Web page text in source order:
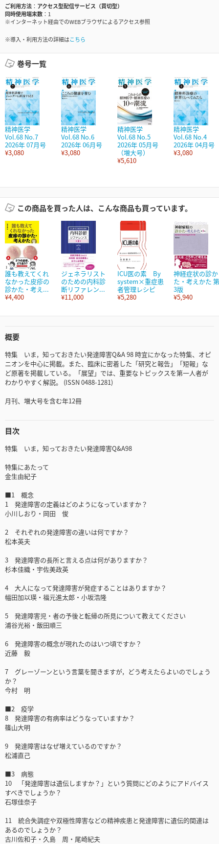
ご利用方法
アクセス型配信サービス（買切型）
同時使用端末数
1
※インターネット経由でのWEBブラウザによるアクセス参照
※導入・利用方法の詳細はこちら
巻号一覧
精神医学
Vol.68 No.7
2026年 07月号
¥3,080
精神医学
Vol.68 No.6
2026年 06月号
¥3,080
精神医学
Vol.68 No.5
2026年 05月号
（増大号）
¥5,610
精神医学
Vol.68 No.4
2026年 04月号
¥3,080
この商品を買った人は、こんな商品も買っています。
誰も教えてくれ
なかった皮疹の
診かた・考え...
¥4,400
ジェネラリスト
のための内科診
断リファレン...
¥11,000
ICU医の素 By
system×重症患
者管理レシピ
¥5,280
神経症状の診か
た・考えかた 第
3版
¥5,940
概要
特集 いま，知っておきたい発達障害Q&A 98 時宜にかなった特集、オピ
ニオンを中心に掲載。また、臨床に密着した「研究と報告」「短報」な
ど原著を掲載している。「展望」では、重要なトピックスを第一人者が
わかりやすく解説。 (ISSN 0488-1281)
月刊、増大号を含む年12冊
目次
特集 いま，知っておきたい発達障害Q&A98
特集にあたって
金生由紀子
■1 概念
1 発達障害の定義はどのようになっていますか？
小川しおり・岡田 俊
2 それぞれの発達障害の違いは何ですか？
松本英夫
3 発達障害の長所と言える点は何がありますか？
杉本佳織・宇佐美政英
4 大人になって発達障害が発症することはありますか？
幅田加以瑛・福元進太郎・小坂浩隆
5 発達障害児・者の予後と転帰の所見について教えてください
浦谷光裕・飯田順三
6 発達障害の概念が現れたのはいつ頃ですか？
近藤 毅
7 グレーゾーンという言葉を聞きますが，どう考えたらよいのでしょう
か？
今村 明
■2 疫学
8 発達障害の有病率はどうなっていますか？
篠山大明
9 発達障害はなぜ増えているのですか？
松浦直己
■3 病態
10 「発達障害は遺伝しますか？」という質問にどのようにアドバイス
すべきでしょうか？
石塚佳奈子
11 統合失調症や双極性障害などの精神疾患と発達障害に遺伝的関連は
あるのでしょうか？
古川佐和子・久島 周・尾崎紀夫